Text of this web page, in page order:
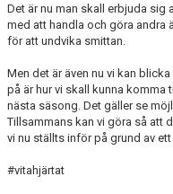
Det är nu man skall erbjuda sig
med att handla och göra andra
för att undvika smittan.
Men det är även nu vi kan
på är hur vi skall kunna komma
nästa säsong. Det gäller se
Tillsammans kan vi göra så att
vi nu ställts inför på grund av
#vitahjärtat